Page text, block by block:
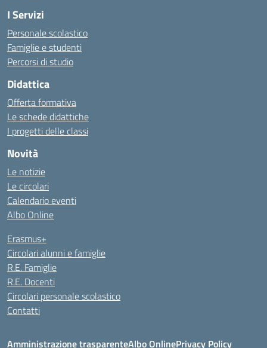
I Servizi
Personale scolastico
Famiglie e studenti
Percorsi di studio
Didattica
Offerta formativa
Le schede didattiche
I progetti delle classi
Novità
Le notizie
Le circolari
Calendario eventi
Albo Online
Erasmus+
Circolari alunni e famiglie
R.E. Famiglie
R.E. Docenti
Circolari personale scolastico
Contatti
Amministrazione trasparenteAlbo OnlinePrivacy Policy